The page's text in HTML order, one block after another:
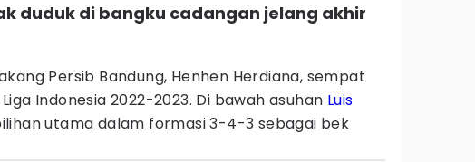
duduk di bangku cadangan jelang akhir
Persib Bandung, Henhen Herdiana, sempat
Indonesia 2022-2023. Di bawah asuhan Luis
utama dalam formasi 3-4-3 sebagai bek